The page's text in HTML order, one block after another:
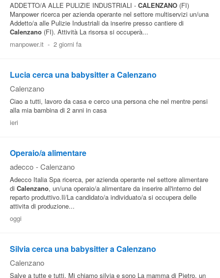
ADDETTO/A ALLE PULIZIE INDUSTRIALI - CALENZANO (FI)
Manpower ricerca per azienda operante nel settore multiservizi un/una
Addetto/a alle Pulizie Industriali da inserire presso cantiere di
Calenzano (FI). Attività La risorsa si occuperà...
manpower.it - 2 giorni fa
Lucia cerca una babysitter a Calenzano
Calenzano
Ciao a tutti, lavoro da casa e cerco una persona che nel mentre pensi
alla mia bambina di 2 anni in casa
ieri
Operaio/a alimentare
adecco - Calenzano
Adecco Italia Spa ricerca, per azienda operante nel settore alimentare
di Calenzano, un/una operaio/a alimentare da inserire all'interno del
reparto produttivo.Il/La candidato/a individuato/a si occupera delle
attivita di produzione...
oggi
Silvia cerca una babysitter a Calenzano
Calenzano
Salve a tutte e tutti. Mi chiamo silvia e sono La mamma di Pietro, un